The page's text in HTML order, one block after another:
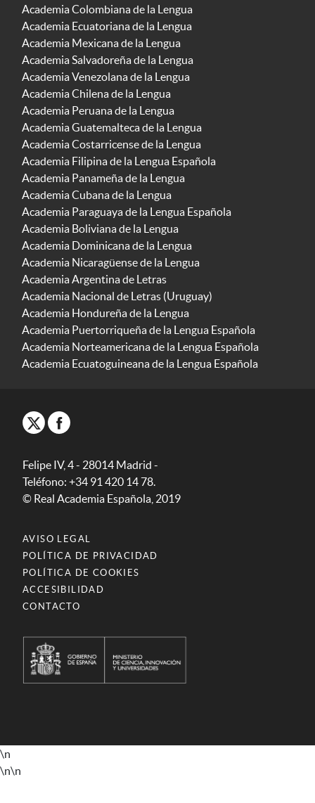
Academia Colombiana de la Lengua
Academia Ecuatoriana de la Lengua
Academia Mexicana de la Lengua
Academia Salvadoreña de la Lengua
Academia Venezolana de la Lengua
Academia Chilena de la Lengua
Academia Peruana de la Lengua
Academia Guatemalteca de la Lengua
Academia Costarricense de la Lengua
Academia Filipina de la Lengua Española
Academia Panameña de la Lengua
Academia Cubana de la Lengua
Academia Paraguaya de la Lengua Española
Academia Boliviana de la Lengua
Academia Dominicana de la Lengua
Academia Nicaragüense de la Lengua
Academia Argentina de Letras
Academia Nacional de Letras (Uruguay)
Academia Hondureña de la Lengua
Academia Puertorriqueña de la Lengua Española
Academia Norteamericana de la Lengua Española
Academia Ecuatoguineana de la Lengua Española
Felipe IV, 4 - 28014 Madrid -
Teléfono: +34 91 420 14 78.
© Real Academia Española, 2019
AVISO LEGAL
POLÍTICA DE PRIVACIDAD
POLÍTICA DE COOKIES
ACCESIBILIDAD
CONTACTO
\n
\n\n